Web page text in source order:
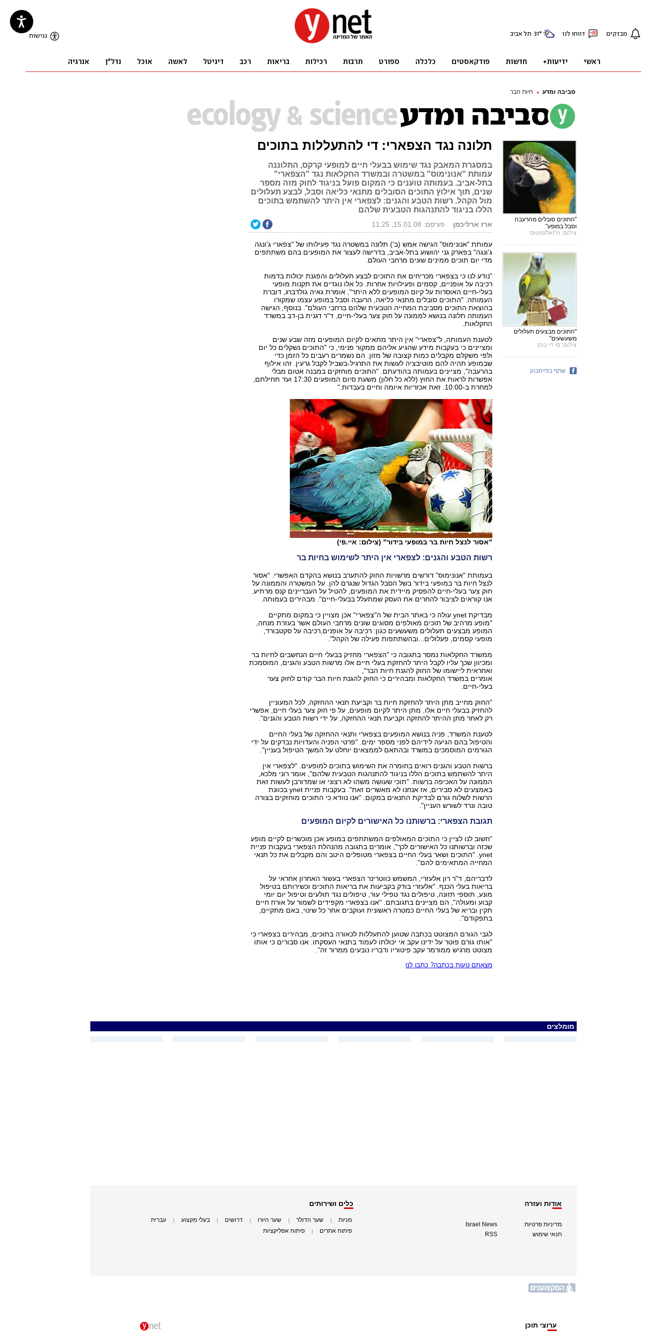
סביבה ומדע חיות הבר
תלונה נגד הצפארי: די להתעללות בתוכים
במסגרת המאבק נגד שימוש בבעלי חיים למופעי קרקס, התלוננה
עמותת "אנונימוס" במשטרה ובמשרד החקלאות נגד "הצפארי"
בתל-אביב. בעמותה טוענים כי המקום פועל בניגוד לחוק מזה מספר
שנים, תוך אילוץ התוכים הסובלים מתנאי כליאה וסבל, לבצע תעלולים
מול הקהל. רשות הטבע והגנים: לצפארי אין היתר להשתמש בתוכים
הללו בניגוד להתנהגות הטבעית שלהם
ארז ארליכמן פורסם: 15.01.08, 11:25
עמותת "אנונימוס" הגישה אמש (ב') תלונה במשטרה נגד פעילותו של "צפארי ג'ונגה
ג'ונגה" בפארק גני יהושוע בתל-אביב, בדרישה לעצור את המופעים בהם משתתפים
מדי יום תוכים ממינים שונים מרחבי העולם.
"נודע לנו כי בצפארי מכריחים את התוכים לבצע תעלולים והפגנת יכולות בדמות
רכיבה על אופניים, קסמים ופעילויות אחרות. כל אלו נוגדים את תקנות מופעי
בעלי-חיים האוסרות על קיום המופעים ללא היתר", אומרת גאיה גולדברג, דוברת
העמותה. "התוכים סובלים מתנאי כליאה, הרעבה וסבל במופע עצמו שמקורו
בהוצאת התוכים מסביבת המחייה הטבעית שלהם ברחבי העולם". בנוסף, הגישה
העמותה תלונה בנושא לממונה על חוק צער בעלי-חיים, ד"ר דגנית בן-דב במשרד
החקלאות.
לטענת העמותה, ל"צפארי" אין היתר מתאים לקיום המופעים מזה שבע שנים
ומציינים כי בעקבות מידע שהגיע אליהם ממקור פנימי, כי "התוכים נשקלים כל יום
ולפי משקלם מקבלים כמות קצובה של מזון. הם נשמרים רעבים כל הזמן כדי
שבמופע תהיה להם מוטיבציה לעשות את התרגיל-בשביל לקבל גרעין. זהו אילוף
בהרעבה", מציינים בעמותה בהודעתם. "התוכים מוחזקים במבנה אטום מבלי
אפשרות לראות את החוץ (ללא כל חלון) משעת סיום המופעים 17:30 ועד תחילתם,
למחרת ב-10:00. זאת אכזריות איומה וחיים בעבדות."
"אסור לנצל חיות בר במופעי בידור" (צילום: איי.פי)
רשות הטבע והגנים: לצפארי אין היתר לשימוש בחיות בר
בעמותת "אנונימוס" דורשים מרשויות החוק להתערב בנושא בהקדם האפשרי. "אסור
לנצל חיות בר במופעי בידור בשל הסבל הגדול שנגרם להן. על המשטרה והממונה על
חוק צער בעלי-חיים להפסיק מיידית את המופעים, להטיל על העבריינים קנס מרתיע.
אנו קוראים לציבור להחרים את העסק שמתעלל בבעלי-חיים". מבהירים בעמותה.
מבדיקת ynet עולה כי באתר הבית של ה"צפארי" אכן מצויין כי במקום מתקיים
"מופע מרהיב של תוכים מאולפים מסוגים שונים מרחבי העולם אשר בעזרת מנחה,
המופע מבצעים תעלולים משעשעים כגון: רכיבה על אופנים,רכיבה על סקטבורד,
מופעי קסמים, פעלולים...ובהשתתפות פעילה של הקהל".
ממשרד החקלאות נמסר בתגובה כי "הצפארי מחזיק בבעלי חיים הנחשבים לחיות בר
ומכיוון שכך עליו לקבל היתר להחזקת בעלי חיים אלו מרשות הטבע והגנים, המוסמכת
ואחראית ליישומו של החוק להגנת חיות הבר",
אומרים במשרד החקלאות ומבהירים כי החוק להגנת חיות הבר קודם לחוק צער
בעלי-חיים.
"החוק מחייב מתן היתר להחזקת חיות בר וקביעת תנאי ההחזקה, לכל המעוניין
להחזיק בבעלי חיים אלו. מתן היתר לקיום מופעים, על פי חוק צער בעלי חיים, אפשרי
רק לאחר מתן ההיתר להחזקה וקביעת תנאי ההחזקה, על ידי רשות הטבע והגנים".
לטענת המשרד, פניה בנושא המופעים בצפארי ותנאי ההחזקה של בעלי החיים
והטיפול בהם הגיעה לידיהם לפני מספר ימים. "פרטי הפניה והעדויות נבדקים על ידי
הגורמים המוסמכים במשרד ובהתאם לממצאים יוחלט על המשך הטיפול בעניין".
ברשות הטבע והגנים רואים בחומרה את השימוש בתוכים למופעים. "לצפארי אין
היתר להשתמש בתוכים הללו בניגוד להתנהגות הטבעית שלהם", אומר רוני מלכא,
הממונה על האכיפה ברשות. "תוכי שעושה משהו לא רצוני או שמדורבן לעשות זאת
באמצעים לא סבירים, אז אנחנו לא מאשרים זאת". בעקבות פניית ynet בכוונת
הרשות לשלוח גורם לבדיקת התנאים במקום. "אנו נוודא כי התוכים מוחזקים בצורה
טובה ונרד לשורש העניין".
תגובת הצפארי: ברשותנו כל האישורים לקיום המופעים
"חשוב לנו לציין כי התוכים המאולפים המשתתפים במופע אכן מוכשרים לקיים מופע
שכזה וברשותנו כל האישורים לכך", אומרים בתגובה מהנהלת הצפארי בעקבות פניית
ynet. "התוכים ושאר בעלי החיים בצפארי מטופלים היטב והם מקבלים את כל תנאי
המחייה המתאימים להם".
לדבריהם, ד"ר רון אלעזרי, המשמש כווטרינר הצפארי בעשור האחרון אחראי על
בריאות בעלי הכנף. "אלעזרי בודק בקביעות את בריאות התוכים וכשירותם בטיפול
מונע, תוספי תזונה, טיפולים נגד טפילי עור, טיפולים נגד תולעים וטיפול יום יומי
קבוע ומעולה", הם מציינים בתגובתם. "אנו בצפארי מקפידים לשמור על אורח חיים
תקין ובריא של בעלי החיים כמטרה ראשונית ועוקבים אחר כל שינוי, באם מתקיים,
בתפקודם".
לגבי הגורם המצוטט בכתבה שטוען להתעללות לכאורה בתוכים, מבהירים בצפארי כי
"אותו גורם פוטר על ידינו עקב אי יכולתו לעמוד בתנאי העסקתו. אנו סבורים כי אותו
מצוטט מרגיש ממורמר עקב פיטוריו ודבריו נובעים ממרור זה".
מצאתם טעות בכתבה? כתבו לנו
"התוכים סובלים מהרעבה
וסבל במופע"
צילום: ויז'ואל/פוטוס
"התוכים מבצעים תעלולים
משעשעים"
צילום: סי די בנק
שתף בפייסבוק
מומלצים
אודות ועזרה
מדיניות פרטיות
תנאי שימוש
Israel News
RSS
כלים ושירותים
מניות שער הדולר שער היורו דרושים בעלי מקצוע עברית
פיתוח אתרים פיתוח אפליקציות
ערוצי תוכן